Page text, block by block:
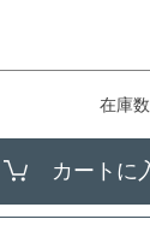
在庫